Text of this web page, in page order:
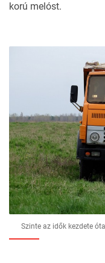
korú melóst.
Szinte az idők kezdete